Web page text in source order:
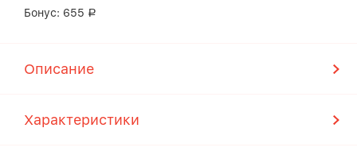
Бонус: 655 Р
Описание
Характеристики